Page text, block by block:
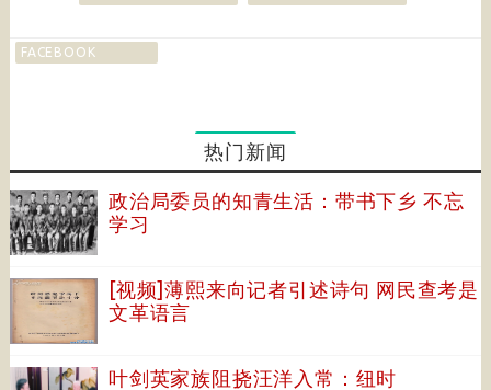
FACEBOOK
热门新闻
政治局委员的知青生活：带书下乡 不忘
学习
[视频]薄熙来向记者引述诗句 网民查考是
文革语言
叶剑英家族阻挠汪洋入常：纽时